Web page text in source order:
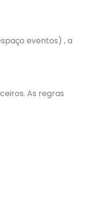
eventos) , a
As regras